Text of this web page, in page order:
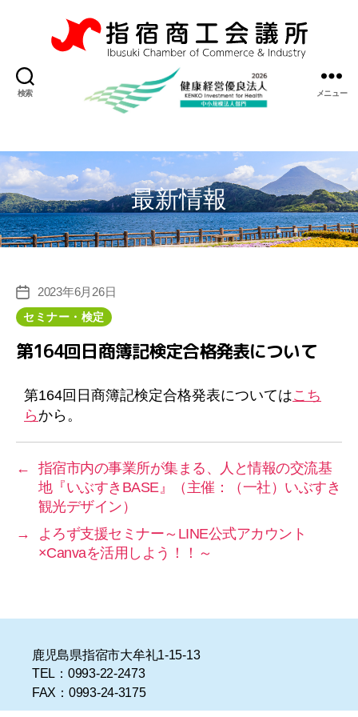
検索
指
宿
商
議
所
メニュー
最新情報
投
稿
日
2023年6月26日
ゴ
ー
セミナー・検定
第164回日商簿記検定合格発表について
第164回日商簿記検定合格発表についてはこち
らから。
←
指宿市内の事業所が集まる、人と情報の交流基
地『いぶすきBASE』（主催：（一社）いぶすき
観光デザイン）
→
よろず支援セミナー～LINE公式アカウント
×Canvaを活用しよう！！～
鹿児島県指宿市大牟礼1-15-13
TEL：0993-22-2473
FAX：0993-24-3175